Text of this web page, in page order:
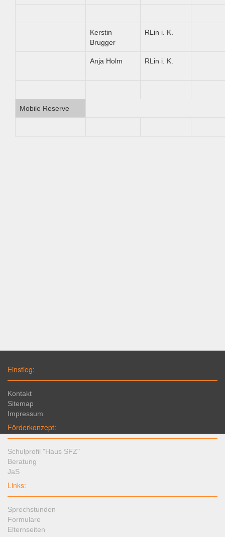
Kerstin
Brugger
RLin i. K.
Anja Holm RLin i. K.
Mobile Reserve
Einstieg:
Kontakt
Sitemap
Impressum
Förderkonzept:
Schulprofil "Haus SFZ"
Beratung
JaS
Links:
Sprechstunden
Formulare
Elternseiten